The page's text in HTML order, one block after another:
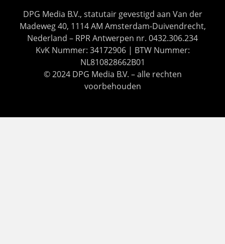
DPG Media B.V., statutair gevestigd aan Van der
Madeweg 40, 1114 AM Amsterdam-Duivendrecht,
Nederland – RPR Antwerpen nr. 0432.306.234
KvK Nummer: 34172906 | BTW Nummer:
NL810828662B01
© 2024 DPG Media B.V. – alle rechten
voorbehouden